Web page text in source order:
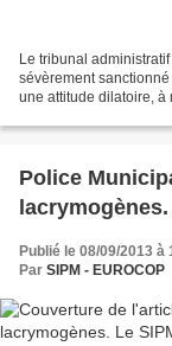
Le tribunal
sévèrement
une attitude dilatoire,
Police
Publié le 08/09/2013 à
Par SIPM - EUROCOP